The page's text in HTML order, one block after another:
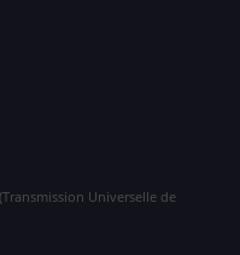
Universelle de